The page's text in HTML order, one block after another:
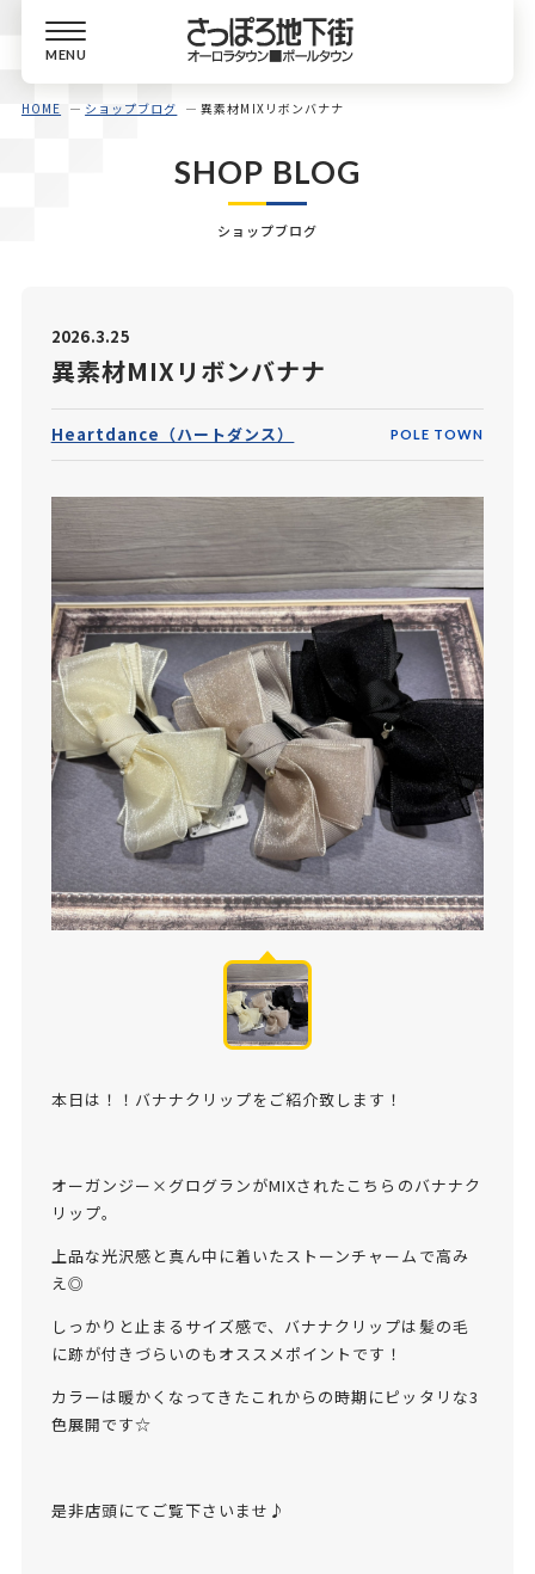
MENU
HOME ショップブログ 異素材MIXリボンバナナ
SHOP BLOG
ショップブログ
2026.3.25
異素材MIXリボンバナナ
Heartdance（ハートダンス） POLE TOWN
本日は！！バナナクリップをご紹介致します！
オーガンジー×グログランがMIXされたこちらのバナナク
リップ。
上品な光沢感と真ん中に着いたストーンチャームで高み
え◎
しっかりと止まるサイズ感で、バナナクリップは髪の毛
に跡が付きづらいのもオススメポイントです！
カラーは暖かくなってきたこれからの時期にピッタリな3
色展開です‪☆
是非店頭にてご覧下さいませ♪